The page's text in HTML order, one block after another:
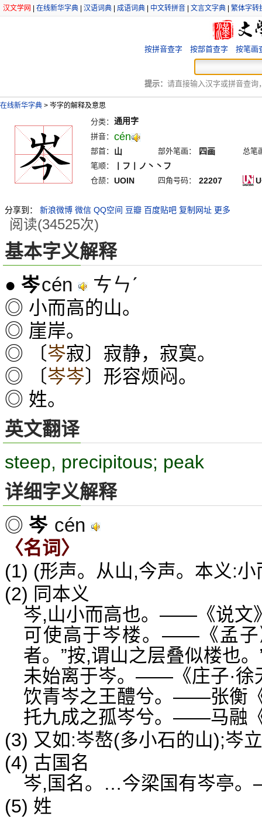
汉文学网 在线新华字典 汉语词典 成语词典 中文转拼音 文言文字典 繁体字转
按拼音查字 按部首查字 按笔画
提示： 请直接输入汉字或拼音查询
在线新华字典 > 岑字的解释及意思
分类： 通用字
拼音： cén
部首： 山 部外笔画： 四画
总笔
笔顺：
丨フ丨ノ丶丶フ
仓颉： UOIN 四角号码： 22207
分享到： 新浪微博 微信 QQ空间 豆瓣 百度贴吧 复制网址 更多
阅读(34525次)
基本字义解释
● 岑cén ㄘㄣˊ
◎ 小而高的山。
◎ 崖岸。
◎ 〔岑寂〕寂静，寂寞。
◎ 〔岑岑〕形容烦闷。
◎ 姓。
英文翻译
steep, precipitous; peak
详细字义解释
◎ 岑 cén
〈名词〉
(1) (形声。从山,今声。本义:
(2) 同本义
岑,山小而高也。——《说文
可使高于岑楼。——《孟子
者。”按,谓山之层叠似楼也。
未始离于岑。——《庄子·徐
饮青岑之王醴兮。——张衡
托九成之孤岑兮。——马融
(3) 又如:岑嶅(多小石的山);岑
(4) 古国名
岑,国名。…今梁国有岑亭
(5) 姓